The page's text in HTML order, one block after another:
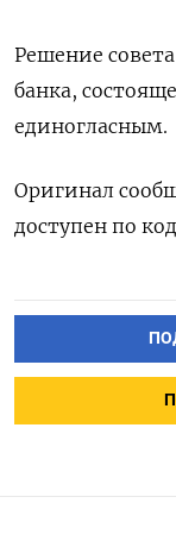
Решение
банка,
единогласным.
Оригинал
доступен по